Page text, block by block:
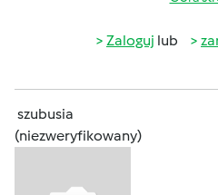
Zaloguj lub
szubusia
(niezweryfikowany)